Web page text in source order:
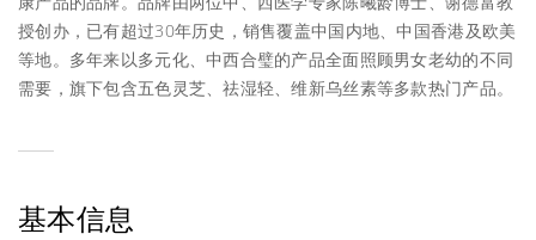
授创办，已有超过30年历史，销售覆盖中国内地、中国香港及欧美
等地。多年来以多元化、中西合璧的产品全面照顾男女老幼的不同
需要，旗下包含五色灵芝、祛湿轻、维新乌丝素等多款热门产品。
基本信息